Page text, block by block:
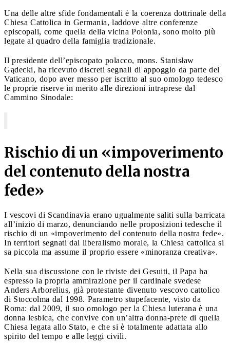
Una delle altre sfide fondamentali è la coerenza dottrinale della
Chiesa Cattolica in Germania, laddove altre conferenze
episcopali, come quella della vicina Polonia, sono molto più
legate al quadro della famiglia tradizionale.
Il presidente dell’episcopato polacco, mons. Stanisław
Gądecki, ha ricevuto discreti segnali di appoggio da parte del
Vaticano, dopo aver messo per iscritto al suo omologo tedesco
le proprie riserve in merito alle direzioni intraprese dal
Cammino Sinodale:
Rischio di un «impoverimento
del contenuto della nostra
fede»
I vescovi di Scandinavia erano ugualmente saliti sulla barricata
all’inizio di marzo, denunciando nelle proposizioni tedesche il
rischio di un «impoverimento del contenuto della nostra fede».
In territori segnati dal liberalismo morale, la Chiesa cattolica si
sa piccola ma assume il proprio essere «minoranza creativa».
Nella sua discussione con le riviste dei Gesuiti, il Papa ha
espresso la propria ammirazione per il cardinale svedese
Anders Arborelius, già protestante divenuto vescovo cattolico
di Stoccolma dal 1998. Parametro stupefacente, visto da
Roma: dal 2009, il suo omologo per la Chiesa luterana è una
donna lesbica, che convive con un’altra donna-prete di quella
Chiesa legata allo Stato, e che si è totalmente adattata allo
spirito del tempo e alle leggi civili.